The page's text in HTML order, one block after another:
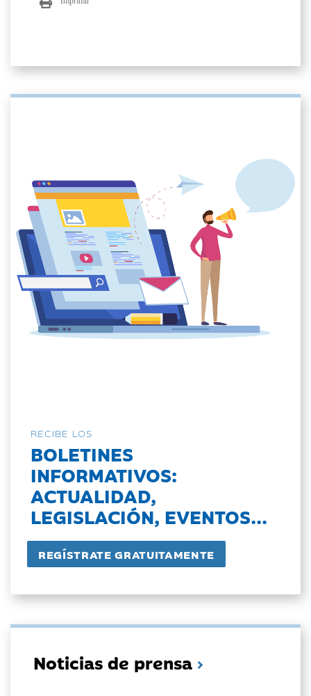
RECIBE LOS
BOLETINES
INFORMATIVOS:
ACTUALIDAD,
LEGISLACIÓN, EVENTOS...
Noticias de prensa